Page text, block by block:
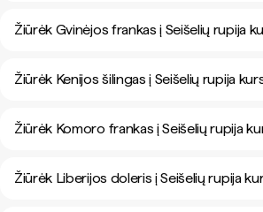
Žiūrėk Gvinėjos frankas į Seišelių rupija
Žiūrėk Kenijos šilingas į Seišelių rupija
Žiūrėk Komoro frankas į Seišelių rupija
Žiūrėk Liberijos doleris į Seišelių rupija